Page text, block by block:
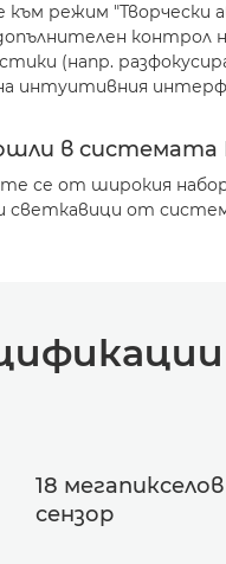
режим "Творчески
контрол
(напр.
интуитивния
в системата
се от широкия
светкавици от
18
сензор